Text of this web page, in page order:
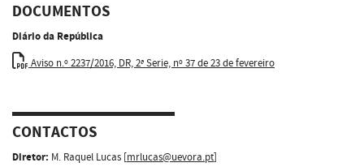
DOCUMENTOS
Diário da República
Aviso n.º 2237/2016, DR, 2ª Serie, nº 37 de 23 de fevereiro
CONTACTOS
Diretor: M. Raquel Lucas [mrlucas@uevora.pt]